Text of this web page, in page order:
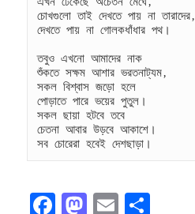
চোখগুলো তাই দেখতে পায় না তারাদের,
দেখতে পায় না গোলকধাঁধার পথ।
তবুও এখনো আমাদের নাক
শুঁকতে সক্ষম আশার ভরতনাট্যম,
সকল বিশ্বাস জড়ো হলে
পোড়াতে পারে ভয়ের পুতুল।
সকল ছায়া হটবে তবে
চেতনা আবার উড়বে আকাশে।
সব চোরেরা হবেই দেশছাড়া।
F M E